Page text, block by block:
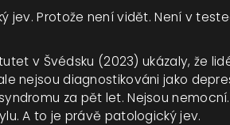
jev. Protože není vidět. Není v
v Švédsku (2023) ukázaly, že
nejsou diagnostikováni jako
za pět let. Nejsou
A to je právě patologický jev.